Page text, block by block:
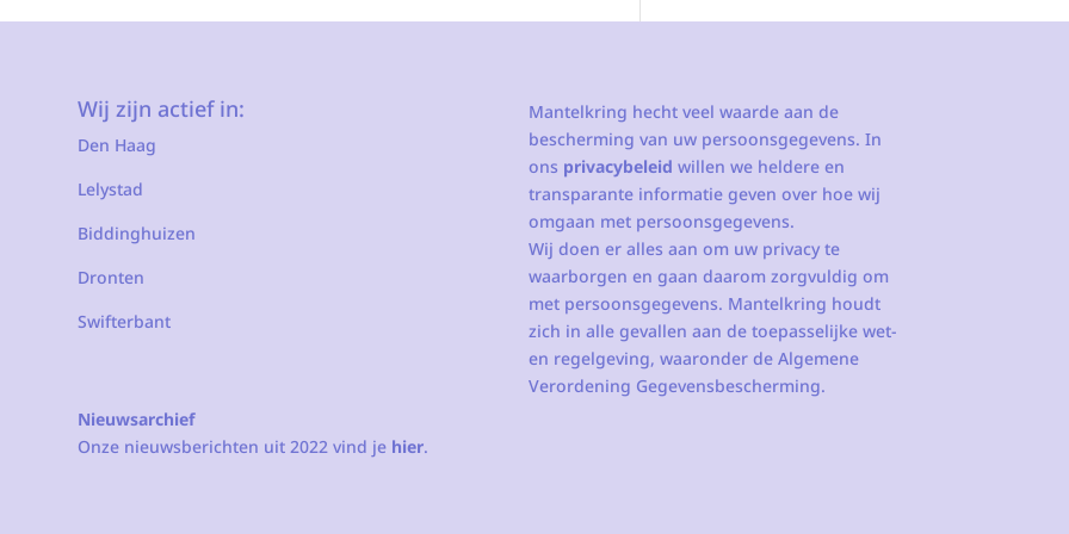
Wij zijn actief in:
Den Haag
Lelystad
Biddinghuizen
Dronten
Swifterbant
Nieuwsarchief
Onze nieuwsberichten uit 2022 vind je hier.
Mantelkring hecht veel waarde aan de
bescherming van uw persoonsgegevens. In
ons privacybeleid willen we heldere en
transparante informatie geven over hoe wij
omgaan met persoonsgegevens.
Wij doen er alles aan om uw privacy te
waarborgen en gaan daarom zorgvuldig om
met persoonsgegevens. Mantelkring houdt
zich in alle gevallen aan de toepasselijke wet-
en regelgeving, waaronder de Algemene
Verordening Gegevensbescherming.